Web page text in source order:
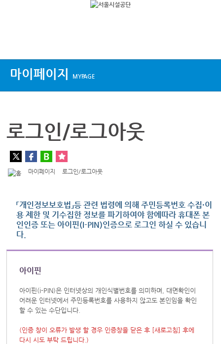
마이페이지 MYPAGE
로그인/로그아웃
마이페이지 로그인/로그아웃
「개인정보보호법」등 관련 법령에 의해 주민등록번호 수집·이
용 제한 및 기수집한 정보를 파기하여야 함에따라 휴대폰 본
인인증 또는 아이핀(I-PIN)인증으로 로그인 하실 수 있습니
다.
아이핀
아이핀(i-PIN)은 인터넷상의 개인식별번호를 의미하며, 대면확인이
어려운 인터넷에서 주민등록번호를 사용하지 않고도 본인임을 확인
할 수 있는 수단입니다.
(인증 창이 오류가 발생 할 경우 인증창을 닫은 후 [새로고침] 후에
다시 시도 부탁 드립니다.)